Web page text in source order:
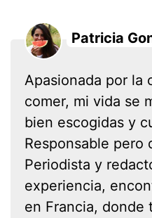
Patricia
Apasionada por la
comer, mi vida se
bien escogidas y
Responsable pero
Periodista y
experiencia,
en Francia, donde